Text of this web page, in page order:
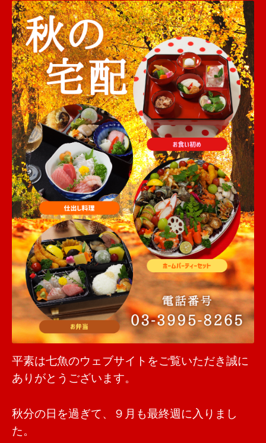
平素は七魚のウェブサイトをご覧いただき誠に
ありがとうございます。
秋分の日を過ぎて、９月も最終週に入りまし
た。